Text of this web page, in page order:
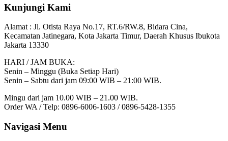
Kunjungi Kami
Alamat : Jl. Otista Raya No.17, RT.6/RW.8, Bidara Cina,
Kecamatan Jatinegara, Kota Jakarta Timur, Daerah Khusus Ibukota
Jakarta 13330
HARI / JAM BUKA:
Senin – Minggu (Buka Setiap Hari)
Senin – Sabtu dari jam 09:00 WIB – 21:00 WIB.
Mingu dari jam 10.00 WIB – 21.00 WIB.
Order WA / Telp: 0896-6006-1603 / 0896-5428-1355
Navigasi Menu